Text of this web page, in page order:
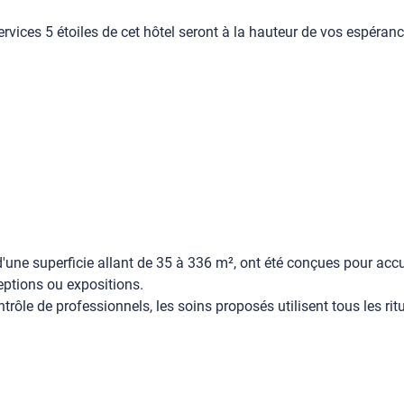
5 étoiles de cet hôtel seront à la hauteur de vos
superficie allant de 35 à 336 m², ont été conçues pour
ou expositions.
de professionnels, les soins proposés utilisent tous les